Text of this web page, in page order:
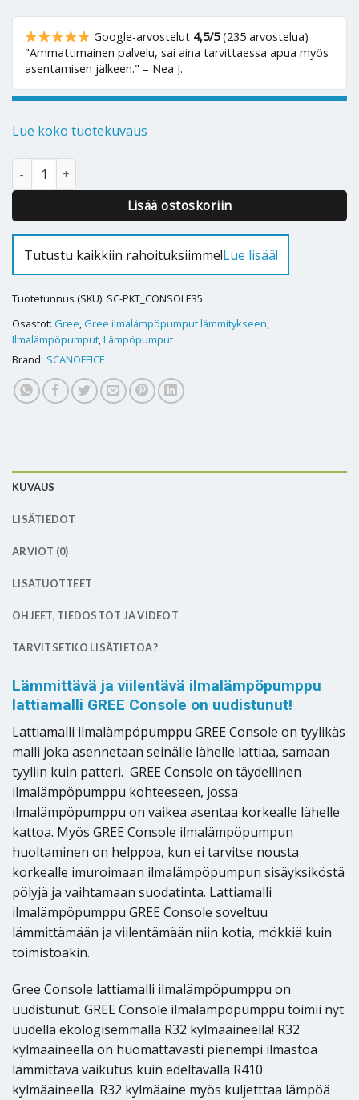
Google-arvostelut 4,5/5(235 arvostelua)
"Ammattimainen palvelu, sai aina tarvittaessa apua myös
asentamisen jälkeen." – Nea J.
Lue koko tuotekuvaus
Ilmalämpöpumppu GREE Console 35-A/W lattiamalli määrä
Lisää ostoskoriin
Alternative:
Tutustu kaikkiin rahoituksiimme!Lue lisää!
Tuotetunnus (SKU): SC-PKT_CONSOLE35
Osastot: Gree, Gree ilmalämpöpumput lämmitykseen,
Ilmalämpöpumput,Lämpöpumput
Brand: SCANOFFICE
KUVAUS
LISÄTIEDOT
ARVIOT (0)
LISÄTUOTTEET
OHJEET, TIEDOSTOT JA VIDEOT
TARVITSETKO LISÄTIETOA?
Lämmittävä ja viilentävä ilmalämpöpumppu
lattiamalli GREE Console on uudistunut!
Lattiamalli ilmalämpöpumppu GREE Console on tyylikäs
malli joka asennetaan seinälle lähelle lattiaa, samaan
tyyliin kuin patteri. GREE Console on täydellinen
ilmalämpöpumppu kohteeseen, jossa
ilmalämpöpumppu on vaikea asentaa korkealle lähelle
kattoa. Myös GREE Console ilmalämpöpumpun
huoltaminen on helppoa, kun ei tarvitse nousta
korkealle imuroimaan ilmalämpöpumpun sisäyksiköstä
pölyjä ja vaihtamaan suodatinta. Lattiamalli
ilmalämpöpumppu GREE Console soveltuu
lämmittämään ja viilentämään niin kotia, mökkiä kuin
toimistoakin.
Gree Console lattiamalli ilmalämpöpumppu on
uudistunut. GREE Console ilmalämpöpumppu toimii nyt
uudella ekologisemmalla R32 kylmäaineella! R32
kylmäaineella on huomattavasti pienempi ilmastoa
lämmittävä vaikutus kuin edeltävällä R410
kylmäaineella. R32 kylmäaine myös kuljetttaa lämpöä